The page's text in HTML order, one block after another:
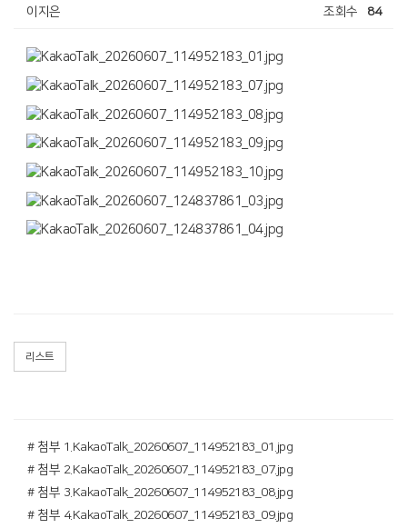
이지은 조회수 84
리스트
# 첨부 1.KakaoTalk_20260607_114952183_01.jpg
# 첨부 2.KakaoTalk_20260607_114952183_07.jpg
# 첨부 3.KakaoTalk_20260607_114952183_08.jpg
# 첨부 4.KakaoTalk_20260607_114952183_09.jpg